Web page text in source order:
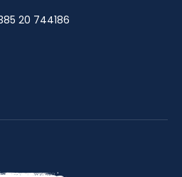
20 744186